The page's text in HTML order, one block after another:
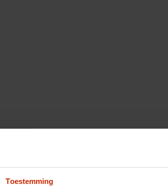
Toestemming